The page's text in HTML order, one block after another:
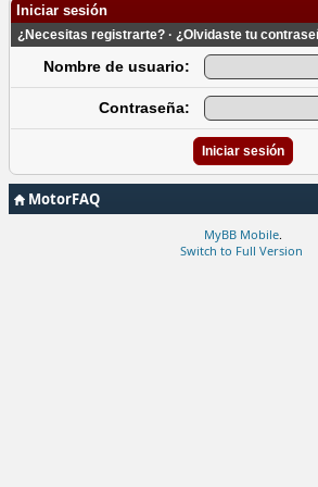
Iniciar sesión
¿Necesitas registrarte? · ¿Olvidaste tu
Nombre de usuario:
Contraseña:
MotorFAQ
MyBB Mobile
Switch to Full Version